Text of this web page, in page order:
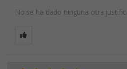
No se ha dado ninguna otra